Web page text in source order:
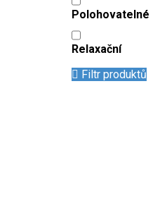
Polohovatelné
Relaxační
Filtr produktů